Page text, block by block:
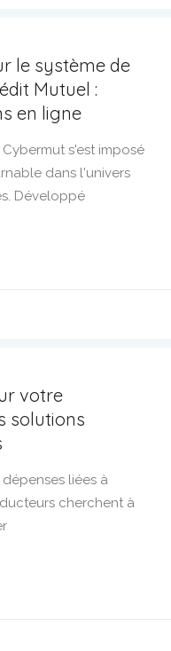
le système de
Mutuel :
en ligne
s'est imposé
dans l'univers
Développé
votre
solutions
liées à
cherchent à